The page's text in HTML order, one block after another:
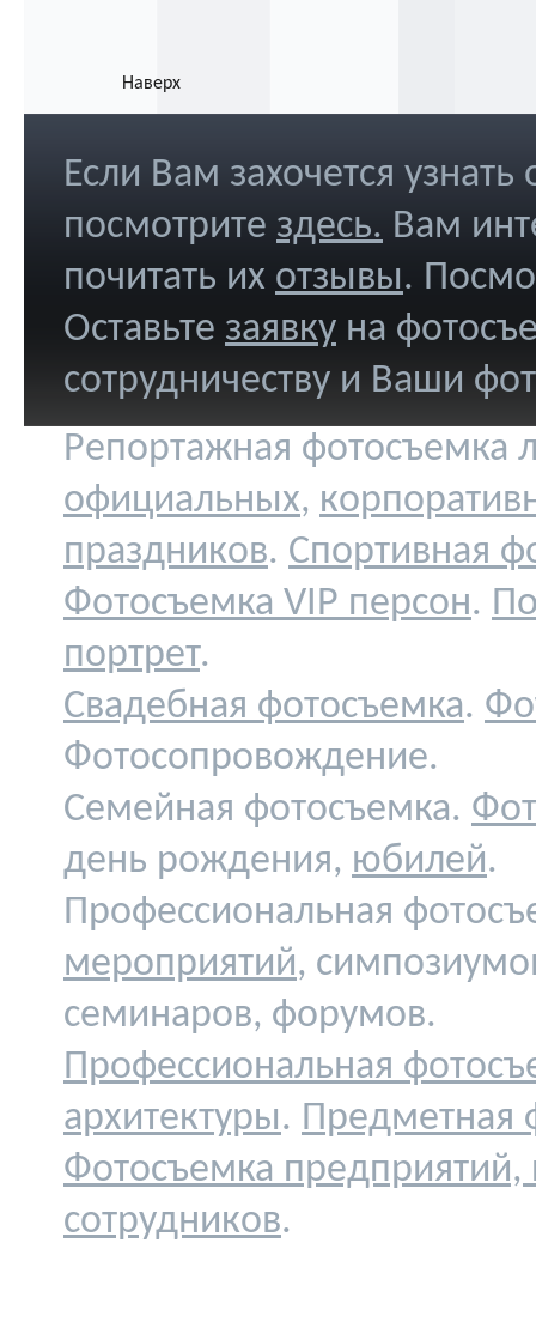
Наверх
Если Вам захочется
посмотрите здесь. Вам
почитать их отзывы.
Оставьте заявку на
сотрудничеству и Ваши
Репортажная фотосъемка
официальных,
праздников. Спортивная
Фотосъемка VIP персон.
портрет.
Свадебная фотосъемка.
Фотосопровождение.
Семейная фотосъемка.
день рождения, юбилей.
Профессиональная
мероприятий,
семинаров, форумов.
Профессиональная
архитектуры. Предметная
Фотосъемка
сотрудников.